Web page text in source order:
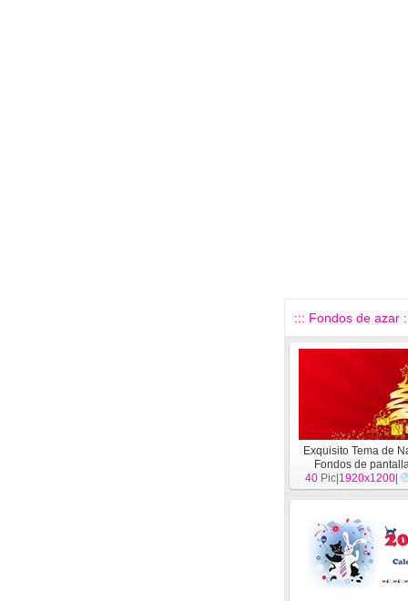
::: Fondos de azar
Exquisito Tema de
Fondos de
[Festival]
40 Pic| 1920x1200